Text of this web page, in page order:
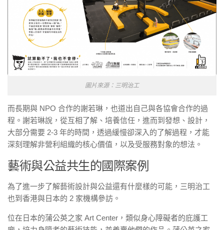
圖片來源：三明治工
而長期與 NPO 合作的謝若琳，也道出自己與各協會合作的過
程。謝若琳說，從互相了解、培養信任，進而到發想、設計，
大部分需要 2-3 年的時間，透過緩慢卻深入的了解過程，才能
深刻理解非營利組織的核心價值，以及受服務對象的想法。
藝術與公益共生的國際案例
為了進一步了解藝術設計與公益還有什麼樣的可能，三明治工
也到香港與日本的 2 家機構參訪。
位在日本的蒲公英之家 Art Center，類似身心障礙者的庇護工